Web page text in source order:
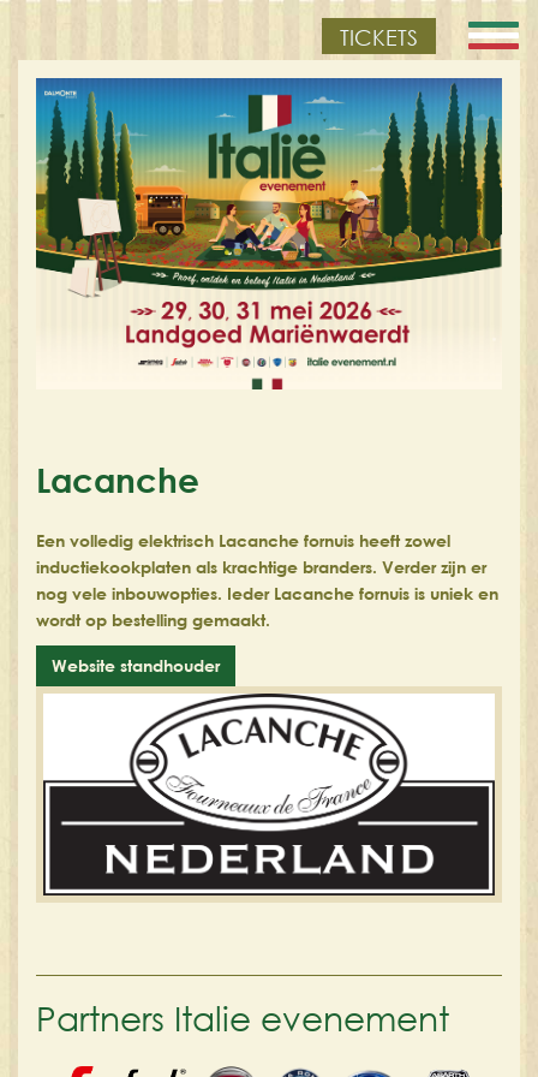
TICKETS
Lacanche
Een volledig elektrisch Lacanche fornuis heeft zowel
inductiekookplaten als krachtige branders. Verder zijn er
nog vele inbouwopties. Ieder Lacanche fornuis is uniek en
wordt op bestelling gemaakt.
Website standhouder
Partners Italie evenement